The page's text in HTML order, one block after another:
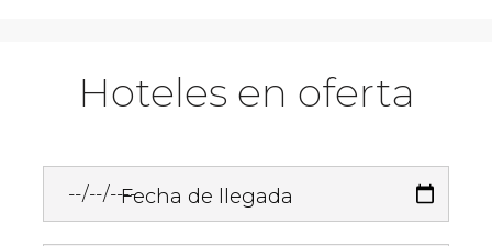
Hoteles en oferta
Fecha de llegada